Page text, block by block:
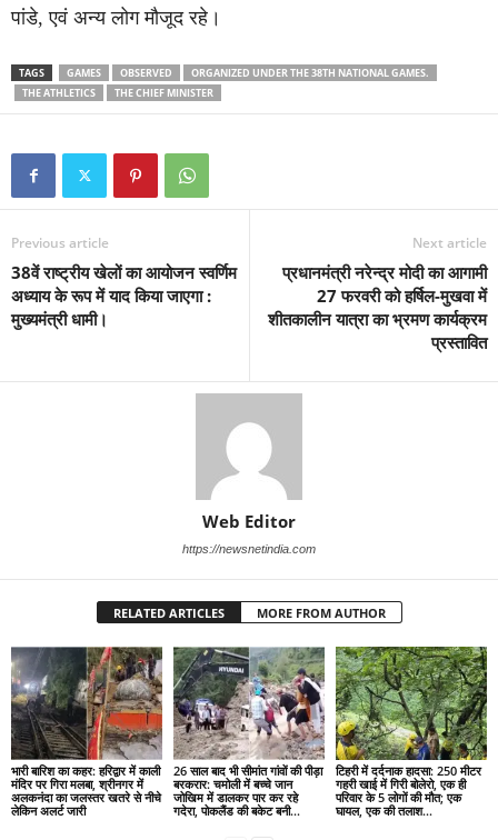
पांडे, एवं अन्य लोग मौजूद रहे।
TAGS GAMES OBSERVED
ORGANIZED UNDER THE 38TH NATIONAL GAMES.
THE ATHLETICS
THE CHIEF MINISTER
Previous article
38वें राष्ट्रीय खेलों का आयोजन स्वर्णिम
अध्याय के रूप में याद किया जाएगा :
मुख्यमंत्री धामी।
Next article
प्रधानमंत्री नरेन्द्र मोदी का आगामी
27 फरवरी को हर्षिल-मुखवा में
शीतकालीन यात्रा का भ्रमण कार्यक्रम
प्रस्तावित
Web Editor
https://newsnetindia.com
RELATED ARTICLES MORE FROM AUTHOR
भारी बारिश का कहर: हरिद्वार में काली
मंदिर पर गिरा मलबा, श्रीनगर में
अलकनंदा का जलस्तर खतरे से नीचे
लेकिन अलर्ट जारी
26 साल बाद भी सीमांत गांवों की पीड़ा
बरकरार: चमोली में बच्चे जान
जोखिम में डालकर पार कर रहे
गदेरा, पोकलैंड की बकेट बनी...
टिहरी में दर्दनाक हादसा: 250 मीटर
गहरी खाई में गिरी बोलेरो, एक ही
परिवार के 5 लोगों की मौत; एक
घायल, एक की तलाश...